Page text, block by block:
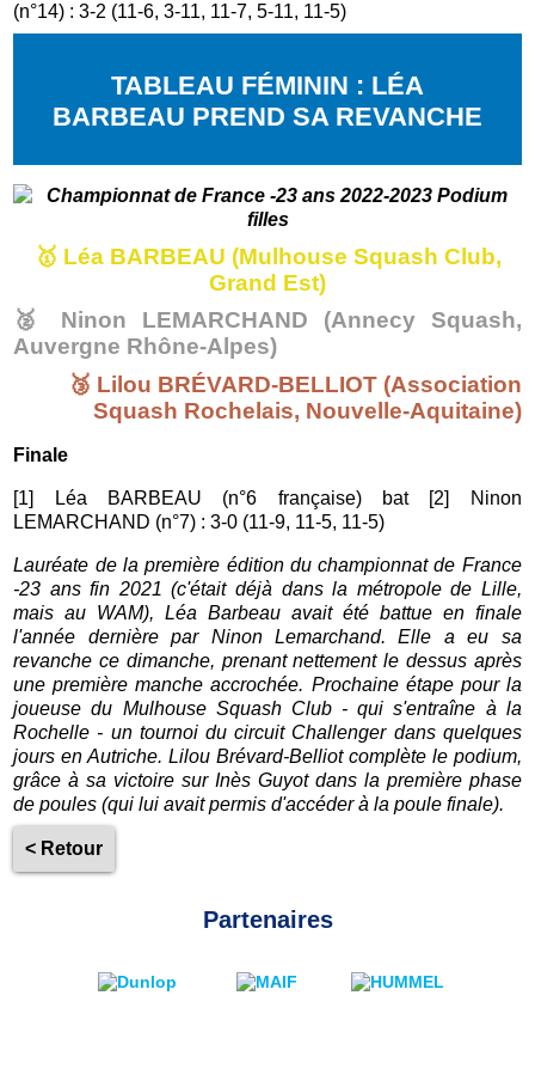
(n°14) : 3-2 (11-6, 3-11, 11-7, 5-11, 11-5)
TABLEAU FÉMININ : LÉA
BARBEAU PREND SA REVANCHE
🥇 Léa BARBEAU (Mulhouse Squash Club,
Grand Est)
🥈 Ninon LEMARCHAND (Annecy Squash,
Auvergne Rhône-Alpes)
🥉 Lilou BRÉVARD-BELLIOT (Association
Squash Rochelais, Nouvelle-Aquitaine)
Finale
[1] Léa BARBEAU (n°6 française) bat [2] Ninon
LEMARCHAND (n°7) : 3-0 (11-9, 11-5, 11-5)
Lauréate de la première édition du championnat de France
-23 ans fin 2021 (c'était déjà dans la métropole de Lille,
mais au WAM), Léa Barbeau avait été battue en finale
l'année dernière par Ninon Lemarchand. Elle a eu sa
revanche ce dimanche, prenant nettement le dessus après
une première manche accrochée. Prochaine étape pour la
joueuse du Mulhouse Squash Club - qui s'entraîne à la
Rochelle - un tournoi du circuit Challenger dans quelques
jours en Autriche. Lilou Brévard-Belliot complète le podium,
grâce à sa victoire sur Inès Guyot dans la première phase
de poules (qui lui avait permis d'accéder à la poule finale).
< Retour
Partenaires